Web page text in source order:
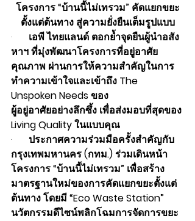
โครงการ “บ้านนี้ไม่เทรวม” คัดแยกขยะ
ตั้งแต่ต้นทาง สู่ความยั่งยืนเต็มรูปแบบ
· เอพี ไทยแลนด์ ตอกย้ำจุดยืนผู้นำอสัง
หาฯ ที่มุ่งพัฒนาโครงการที่อยู่อาศัย
คุณภาพ ผ่านการให้ความสำคัญในการ
ทำความเข้าใจและเข้าถึง The
Unspoken Needs ของ
ผู้อยู่อาศัยอย่างลึกซึ้ง เพื่อส่งมอบที่สุดของ
Living Quality ในแบบคุณ
· ประกาศความร่วมมือครั้งสำคัญกับ
กรุงเทพมหานคร (กทม.) ร่วมเดินหน้า
โครงการ “บ้านนี้ไม่เทรวม” เพื่อสร้าง
มาตรฐานใหม่ของการคัดแยกขยะตั้งแต่
ต้นทาง โดยมี “Eco Waste Station”
นวัตกรรมดีไซน์พลิกโฉมการจัดการขยะ